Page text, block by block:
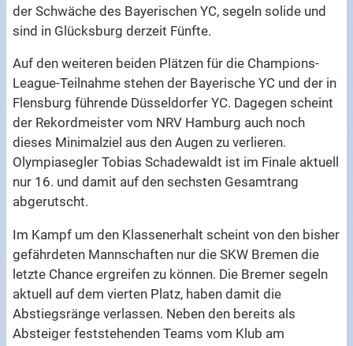
der Schwäche des Bayerischen YC, segeln solide und
sind in Glücksburg derzeit Fünfte.
Auf den weiteren beiden Plätzen für die Champions-
League-Teilnahme stehen der Bayerische YC und der in
Flensburg führende Düsseldorfer YC. Dagegen scheint
der Rekordmeister vom NRV Hamburg auch noch
dieses Minimalziel aus den Augen zu verlieren.
Olympiasegler Tobias Schadewaldt ist im Finale aktuell
nur 16. und damit auf den sechsten Gesamtrang
abgerutscht.
Im Kampf um den Klassenerhalt scheint von den bisher
gefährdeten Mannschaften nur die SKW Bremen die
letzte Chance ergreifen zu können. Die Bremer segeln
aktuell auf dem vierten Platz, haben damit die
Abstiegsränge verlassen. Neben den bereits als
Absteiger feststehenden Teams vom Klub am